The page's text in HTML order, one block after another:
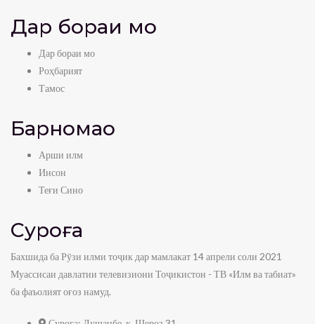
Дар бораи мо
Дар бораи мо
Роҳбарият
Тамос
Барномаҳо
Арши илм
Инсон
Теғи Сино
Суроға
Бахшида ба Рӯзи илми тоҷик дар мамлакат 14 апрели соли 2021
Муассисаи давлатии телевизиони Тоҷикистон - ТВ «Илм ва табиат»
ба фаъолият оғоз намуд.